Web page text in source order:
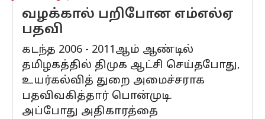
வழக்கால் பறிபோன எம்எல்ஏ
பதவி
கடந்த 2006 - 2011ஆம் ஆண்டில்
தமிழகத்தில் திமுக ஆட்சி செய்தபோது,
உயர்கல்வித் துறை அமைச்சராக
பதவிவகித்தார் பொன்முடி.
அப்போது அதிகாரத்தை